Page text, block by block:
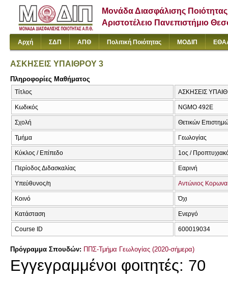
Μονάδα Διασφάλισης Ποιότητας
Αριστοτέλειο Πανεπιστήμιο
Αρχή ΣΔΠ ΑΠΘ Πολιτική Ποιότητας ΜΟΔΙΠ
ΑΣΚΗΣΕΙΣ ΥΠΑΙΘΡΟΥ 3
Πληροφορίες Μαθήματος
Τίτλος ΑΣΚΗΣΕΙΣ
Κωδικός NGMO 492Ε
Σχολή Θετικών
Τμήμα Γεωλογίας
Κύκλος / Επίπεδο 1ος /
Περίοδος Διδασκαλίας Εαρινή
Υπεύθυνος/η Αντώνιος
Κοινό Όχι
Κατάσταση Ενεργό
Course ID 600019034
Πρόγραμμα Σπουδών: ΠΠΣ-Τμήμα Γεωλογίας (2020-σήμερα)
Εγγεγραμμένοι φοιτητές: 70